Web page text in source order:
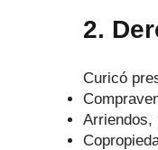
2.
Curicó
Arriendos,